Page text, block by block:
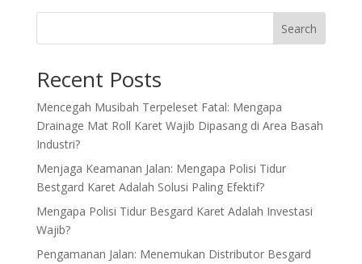
Search
Recent Posts
Mencegah Musibah Terpeleset Fatal: Mengapa
Drainage Mat Roll Karet Wajib Dipasang di Area Basah
Industri?
Menjaga Keamanan Jalan: Mengapa Polisi Tidur
Bestgard Karet Adalah Solusi Paling Efektif?
Mengapa Polisi Tidur Besgard Karet Adalah Investasi
Wajib?
Pengamanan Jalan: Menemukan Distributor Besgard